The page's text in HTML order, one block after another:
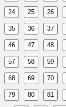
24 25 26
35 36 37
46 47 48
57 58 59
68 69 70
79 80 81